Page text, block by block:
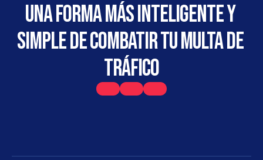
Una forma más inteligente y
simple de combatir tu multa de
tráfico